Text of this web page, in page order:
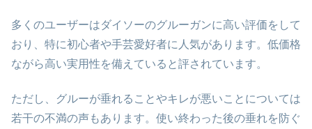
多くのユーザーはダイソーのグルーガンに高い評価をして
おり、特に初心者や手芸愛好者に人気があります。低価格
ながら高い実用性を備えていると評されています。
ただし、グルーが垂れることやキレが悪いことについては
若干の不満の声もあります。使い終わった後の垂れを防ぐ